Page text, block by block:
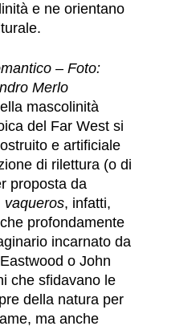
e ne orientano
– Foto:
Merlo
mascolinità
del Far West si
e artificiale
di rilettura (o di
proposta da
vaqueros, infatti,
profondamente
incarnato da
o John
che sfidavano le
della natura per
ma anche